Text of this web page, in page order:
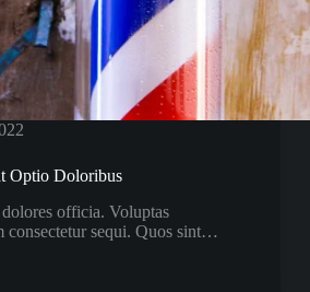
Optio Doloribus
officia. Voluptas
consectetur sequi. Quos sint…